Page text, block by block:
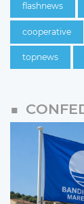
flashnews
cooperative
topnews